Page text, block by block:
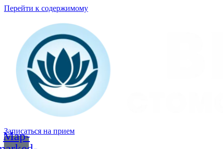
Перейти к содержимому
Записаться на прием
Map-